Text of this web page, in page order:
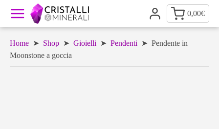
0,00€
Home ➤ Shop ➤ Gioielli ➤ Pendenti ➤ Pendente in
Moonstone a goccia